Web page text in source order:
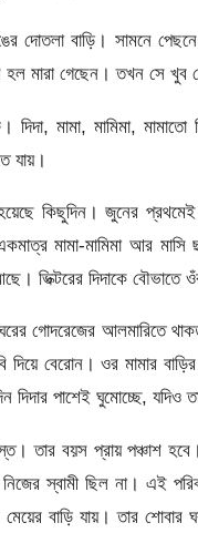
দোতলা বাড়ি। সামনে
হল মারা গেছেন। তখন সে খুব
মামা, মামিমা,
যায়।
কিছুদিন। জুনের
মামা-মামিমা আর
ভিক্টরের দিদাকে বৌভাতে
গোদরেজের আলমারিতে
দিয়ে বেরোন। ওর মামার
দিদার পাশেই ঘুমোচ্ছে,
তার বয়স প্রায় পঞ্চাশ
স্বামী ছিল না। এই
মেয়ের বাড়ি যায়। তার